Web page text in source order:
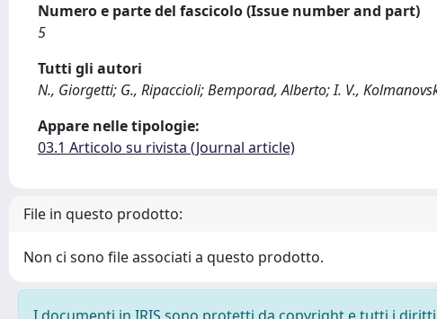
Numero e parte del fascicolo (Issue number and part)
5
Tutti gli autori
N., Giorgetti; G., Ripaccioli; Bemporad, Alberto; I. V.,
Appare nelle tipologie:
03.1 Articolo su rivista (Journal article)
File in questo prodotto:
Non ci sono file associati a questo prodotto.